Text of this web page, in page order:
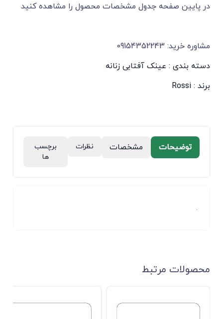
در پایین صفحه جدول مشخصات محصول را مشاهده کنید
مشاوره خرید: 09154352243
دسته بندی : عینک آفتابی زنانه
برند : Rossi
توضیحات مشخصات نظرات
برچسب
ها
.
محصولات مرتبط